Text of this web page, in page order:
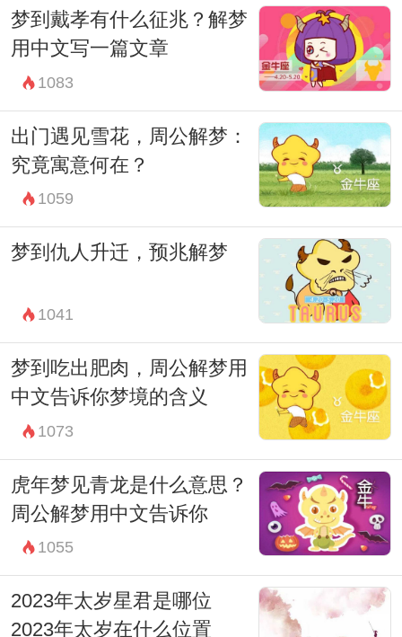
面，是否真的有着特殊的意义？梦境背后是
否隐藏着我们无法理解却又深深影响着我们
的东西？
或许，解梦小姐被抓，只是梦境世界中一个
微小的涟漪。她们的存在与消失，可能是我
们对梦境解读和心灵探索过程中不可预测因
素的一种映射。无论如何，梦境的神秘依旧
激发着我们对内心世界的好奇和探索欲望。
因此，解梦小姐被抓这一事件，不仅仅是个
体命运的转折，更是对梦境和人类心灵探索
的一次深刻反思。在这个充满未知和符号的
领域中，每一个人或许都是一个梦境小姐，
试图理解和解释自己梦中的那些迷离画面。
而解梦小姐们，也许只是这个探索过程中的
一盏灯塔，指引我们在梦境和现实之间徜
梦到戴孝有什么征兆？解梦
用中文写一篇文章
1083
出门遇见雪花，周公解梦：
究竟寓意何在？
1059
梦到仇人升迁，预兆解梦
1041
梦到吃出肥肉，周公解梦用
中文告诉你梦境的含义
1073
虎年梦见青龙是什么意思？
周公解梦用中文告诉你
1055
2023年太岁星君是哪位
2023年太岁在什么位置